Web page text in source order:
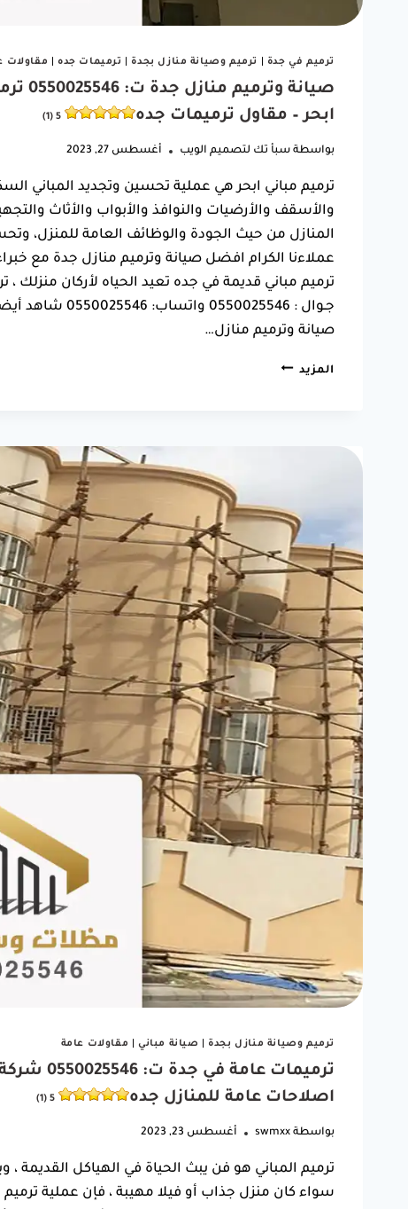
ترميم في جدة ترميم وصيانة منازل بجدة ترميمات جده| مقاولات
ابحر – مقاول ترميمات جده
5 (1)
بواسطة سبأ تك لتصميم الويب أغسطس 27, 2023
ترميم مباني ابحر هي عملية تحسين وتجديد المباني
والأسقف والأرضيات والنوافذ والأبواب والأثاث
المنازل من حيث الجودة والوظائف العامة للمنزل،
عملاءنا الكرام افضل صيانة وترميم منازل جدة مع
ترميم مباني قديمة في جده تعيد الحياه لأركان منزلك ،
جـوال :
صيانة وترميم منازل…
المزيد صيانة
قديمة
في
جده
–
مقاول
ترميم
مباني
ابحر
–
مقاول
ترميمات
جده5
(1)
ترميم وصيانة منازل بجدة صيانة مباني مقاولات عامة
ترميمات
اصلاحات عامة للمنازل جده
5 (1)
بواسطة swmxx أغسطس 23, 2023
ترميم المباني هو فن يبث الحياة في الهياكل القديمة
سواء كان منزل جذاب أو فيلا مهيبة ، فإن عملية